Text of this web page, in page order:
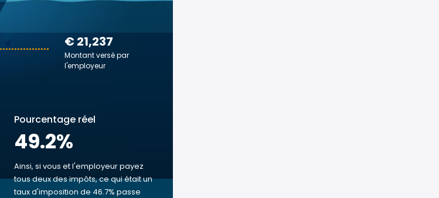
€ 21,237
Montant versé par
l'employeur
Pourcentage réel
49.2%
Ainsi, si vous et l'employeur payez
tous deux des impôts, ce qui était un
taux d'imposition de 46.7% passe